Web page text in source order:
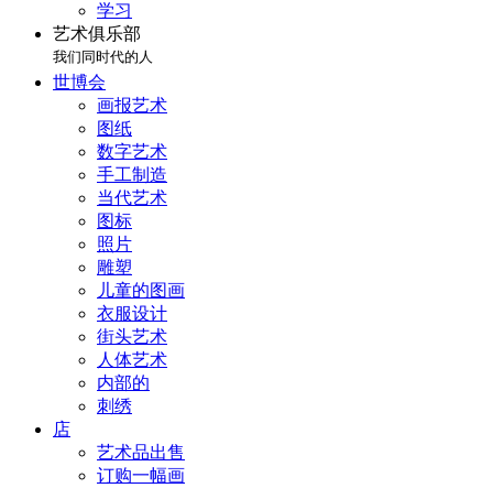
学习
艺术俱乐部
我们同时代的人
世博会
画报艺术
图纸
数字艺术
手工制造
当代艺术
图标
照片
雕塑
儿童的图画
衣服设计
街头艺术
人体艺术
内部的
刺绣
店
艺术品出售
订购一幅画